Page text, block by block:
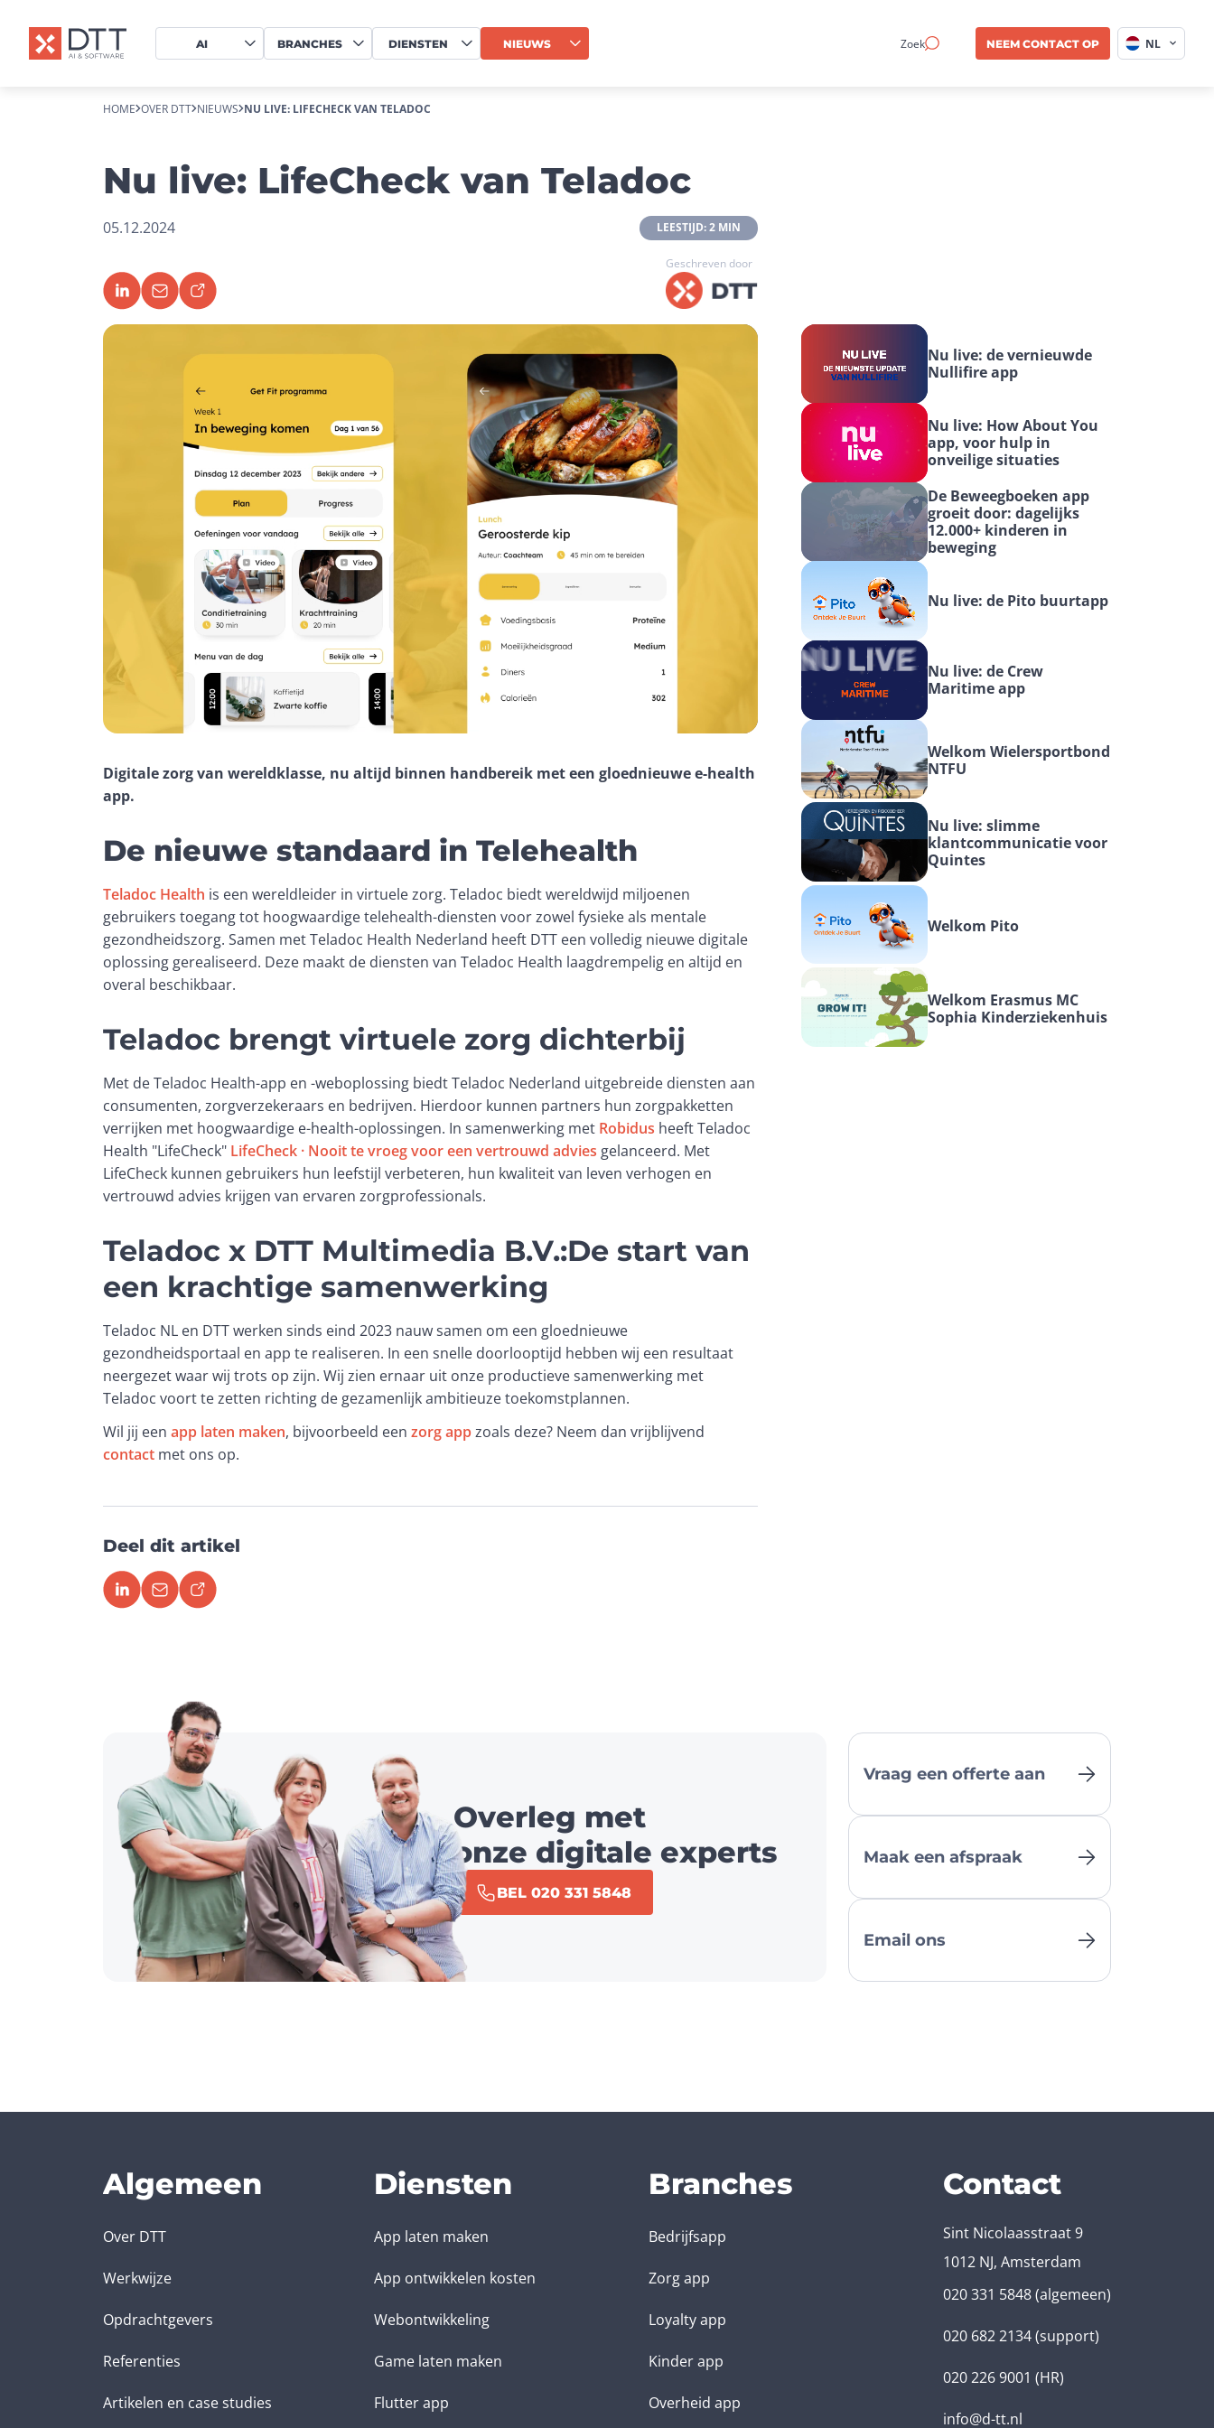
AI BRANCHES DIENSTEN NIEUWS Zoek NEEM CONTACT OP NL
HOME OVER DTT NIEUWS NU LIVE: LIFECHECK VAN TELADOC
Nu live: LifeCheck van Teladoc
05.12.2024 LEESTIJD: 2 MIN
Geschreven door
Digitale zorg van wereldklasse, nu altijd binnen handbereik met een gloednieuwe e-health
app.
De nieuwe standaard in Telehealth
Teladoc Health is een wereldleider in virtuele zorg. Teladoc biedt wereldwijd miljoenen
gebruikers toegang tot hoogwaardige telehealth-diensten voor zowel fysieke als mentale
gezondheidszorg. Samen met Teladoc Health Nederland heeft DTT een volledig nieuwe digitale
oplossing gerealiseerd. Deze maakt de diensten van Teladoc Health laagdrempelig en altijd en
overal beschikbaar.
Teladoc brengt virtuele zorg dichterbij
Met de Teladoc Health-app en -weboplossing biedt Teladoc Nederland uitgebreide diensten aan
consumenten, zorgverzekeraars en bedrijven. Hierdoor kunnen partners hun zorgpakketten
verrijken met hoogwaardige e-health-oplossingen. In samenwerking met Robidus heeft Teladoc
Health "LifeCheck" LifeCheck · Nooit te vroeg voor een vertrouwd advies gelanceerd. Met
LifeCheck kunnen gebruikers hun leefstijl verbeteren, hun kwaliteit van leven verhogen en
vertrouwd advies krijgen van ervaren zorgprofessionals.
Teladoc x DTT Multimedia B.V.:De start van
een krachtige samenwerking
Teladoc NL en DTT werken sinds eind 2023 nauw samen om een gloednieuwe
gezondheidsportaal en app te realiseren. In een snelle doorlooptijd hebben wij een resultaat
neergezet waar wij trots op zijn. Wij zien ernaar uit onze productieve samenwerking met
Teladoc voort te zetten richting de gezamenlijk ambitieuze toekomstplannen.
Wil jij een app laten maken, bijvoorbeeld een zorg app zoals deze? Neem dan vrijblijvend
contact met ons op.
Deel dit artikel
Nu live: de vernieuwde
Nullifire app
Nu live: How About You
app, voor hulp in
onveilige situaties
De Beweegboeken app
groeit door: dagelijks
12.000+ kinderen in
beweging
Nu live: de Pito buurtapp
Nu live: de Crew
Maritime app
Welkom Wielersportbond
NTFU
Nu live: slimme
klantcommunicatie voor
Quintes
Welkom Pito
Welkom Erasmus MC
Sophia Kinderziekenhuis
Overleg met
onze digitale experts
BEL 020 331 5848
Vraag een offerte aan
Maak een afspraak
Email ons
Algemeen
Over DTT
Werkwijze
Opdrachtgevers
Referenties
Artikelen en case studies
Diensten
App laten maken
App ontwikkelen kosten
Webontwikkeling
Game laten maken
Flutter app
Branches
Bedrijfsapp
Zorg app
Loyalty app
Kinder app
Overheid app
Contact
Sint Nicolaasstraat 9
1012 NJ, Amsterdam
020 331 5848(algemeen)
020 682 2134(support)
020 226 9001 (HR)
info@d-tt.nl